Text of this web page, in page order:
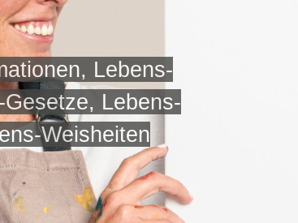
Lebens-
Lebens-
Weisheiten